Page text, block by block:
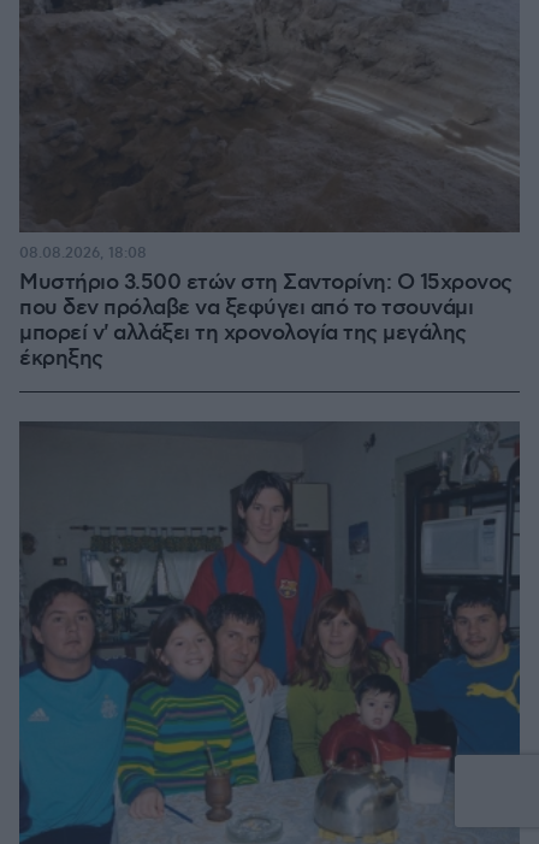
Μυστήριο 3.500 ετών στη Σαντορίνη: Ο 15χρονος
που δεν πρόλαβε να ξεφύγει από το τσουνάμι
μπορεί ν' αλλάξει τη χρονολογία της μεγάλης
έκρηξης
08.08.2026, 18:08